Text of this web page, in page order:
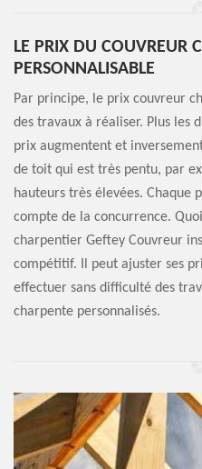
LE PRIX DU COUVREUR
PERSONNALISABLE
Par principe, le prix couvreur
des travaux à réaliser. Plus les
prix augmentent et
de toit qui est très pentu, par
hauteurs très élevées. Chaque
compte de la concurrence.
charpentier Geftey Couvreur
compétitif. Il peut ajuster ses
effectuer sans difficulté des
charpente personnalisés.